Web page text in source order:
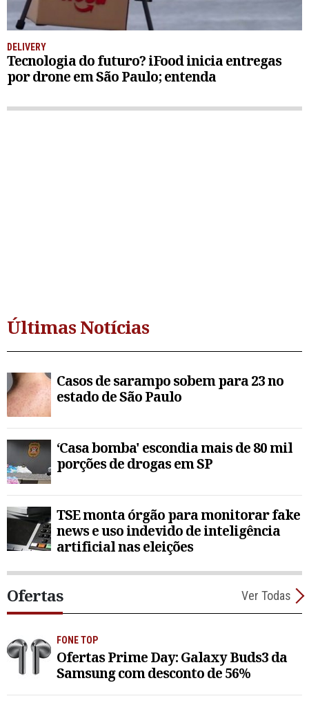
DELIVERY
Tecnologia do futuro? iFood inicia entregas
por drone em São Paulo; entenda
Últimas Notícias
Casos de sarampo sobem para 23 no
estado de São Paulo
‘Casa bomba' escondia mais de 80 mil
porções de drogas em SP
TSE monta órgão para monitorar fake
news e uso indevido de inteligência
artificial nas eleições
Ofertas Ver Todas
FONE TOP
Ofertas Prime Day: Galaxy Buds3 da
Samsung com desconto de 56%